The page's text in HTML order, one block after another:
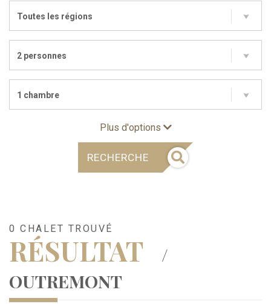
Toutes les régions
2 personnes
1 chambre
Plus d'options
RECHERCHE
0 CHALET TROUVÉ
RÉSULTAT
/
OUTREMONT